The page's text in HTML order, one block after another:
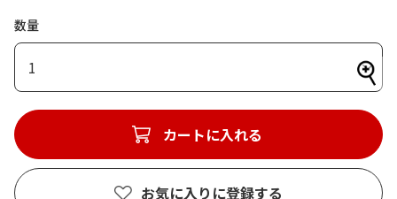
数量
1
カートに入れる
お気に入りに登録する